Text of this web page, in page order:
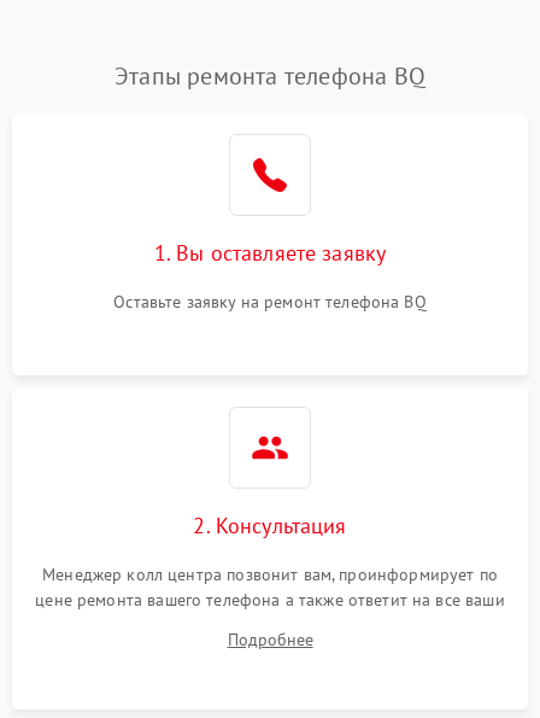
Этапы ремонта телефона BQ
1. Вы оставляете заявку
Оставьте заявку на ремонт телефона BQ
2. Консультация
Менеджер колл центра позвонит вам, проинформирует по
цене ремонта вашего телефона а также ответит на все ваши
Подробнее